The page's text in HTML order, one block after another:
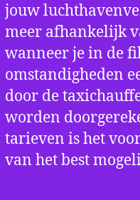
jouw
meer afhankelijk
wanneer je in de
omstandigheden
door de
worden
tarieven is het
van het best